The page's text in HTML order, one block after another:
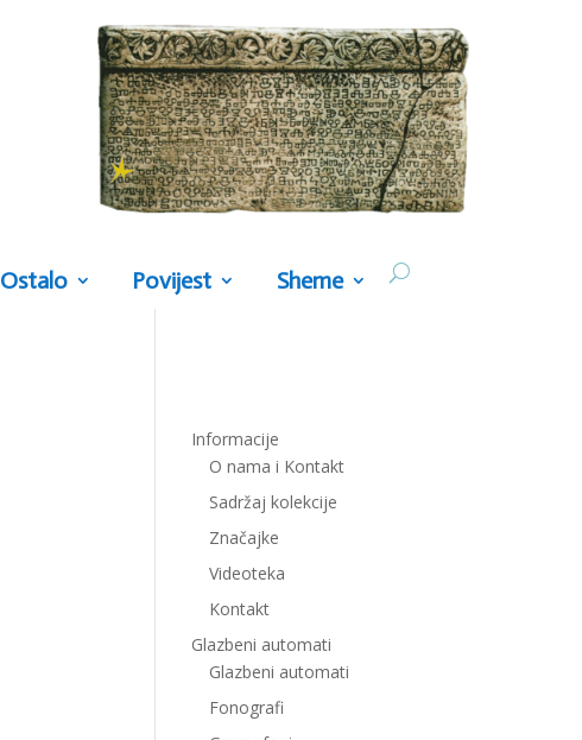
Ostalo Povijest Sheme
Informacije
O nama i Kontakt
Sadržaj kolekcije
Značajke
Videoteka
Kontakt
Glazbeni automati
Glazbeni automati
Fonografi